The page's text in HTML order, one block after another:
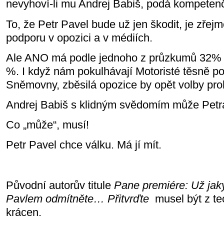
nevyhoví-li mu Andrej Babiš, podá
To, že Petr Pavel bude už jen škodit, je
podporu v opozici a v médiích.
Ale ANO má podle jednoho z průzkumů
%. I když nám pokulhávají Motoristé těsně
Sněmovny, zběsilá opozice by opět volby
Andrej Babiš s klidným svědomím může
Co „může“, musí!
Petr Pavel chce válku. Má jí mít.
Původní autorův titule Pane premiére: Už
Pavlem odmítněte… Přitvrďte musel být z
krácen.